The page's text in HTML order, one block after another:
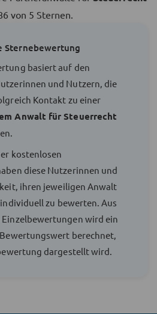
von 5 Sternen.
Sternebewertung
basiert auf den
und Nutzern, die
Kontakt zu einer
Anwalt für Steuerrecht
kostenlosen
diese Nutzerinnen und
ihren jeweiligen Anwalt
zu bewerten. Aus
wird ein
berechnet,
dargestellt wird.